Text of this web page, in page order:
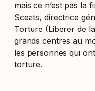
mais ce n’est pas la
Sceats, directrice
Torture (Liberer de
grands centres au
les personnes qui
torture.